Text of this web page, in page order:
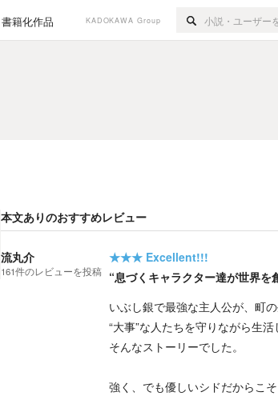
書籍化作品 KADOKAWA Group
本文ありのおすすめレビュー
流丸介
161件のレビューを投稿
★★★ Excellent!!!
“息づくキャラクター達が世界を
いぶし銀で最強な主人公が、町の
“大事”な人たちを守りながら生活
そんなストーリーでした。
強く、でも優しいシドだからこそ